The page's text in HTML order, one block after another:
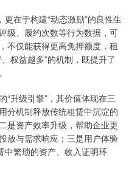
在于构建“动态激励”的良性生
级、履约次数等行为数据，可
不仅能获得更高免押额度，租
权益越多”的机制，既提升了
升级引擎”，其价值体现在三
分机制释放传统租赁中沉淀的
是资产效率升级，帮助企业更
放与需求响应；三是用户体验
中繁琐的资产、收入证明环